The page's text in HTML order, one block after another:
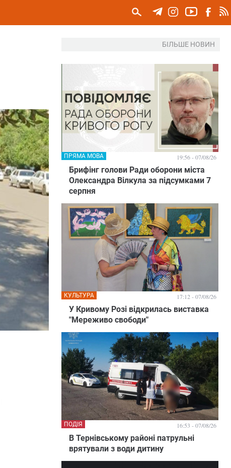
БІЛЬШЕ НОВИН
Брифінг голови Ради оборони міста
Олександра Вілкула за підсумками 7
серпня
ПРЯМА МОВА 19:56 - 07/08/26
У Кривому Розі відкрилась виставка
"Мереживо свободи"
КУЛЬТУРА 17:12 - 07/08/26
В Тернівському районі патрульні
врятували з води дитину
ПОДІЯ 16:53 - 07/08/26